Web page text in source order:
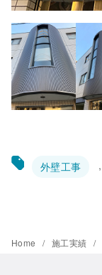
外壁工事
Home 施工実績